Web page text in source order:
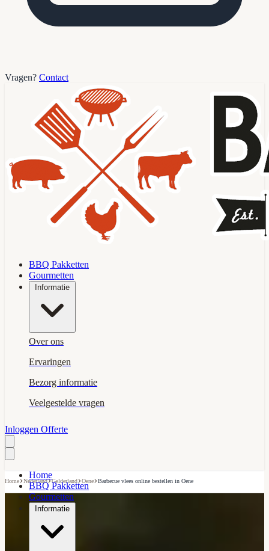
Vragen? Contact
BBQ Pakketten
Gourmetten
Informatie
Over ons
Ervaringen
Bezorg informatie
Veelgestelde vragen
Inloggen Offerte
Home
BBQ Pakketten
Gourmetten
Informatie
Home›Nederland›Gelderland›Oene›Barbecue vlees online bestellen in Oene